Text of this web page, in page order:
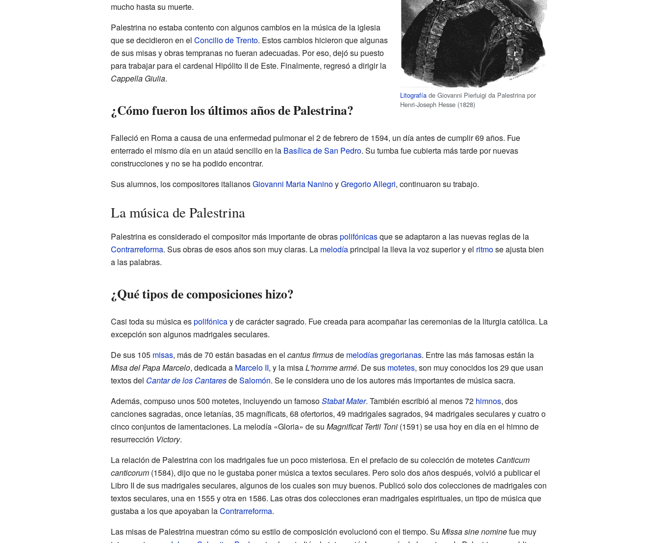
Litografía de Giovanni Pierluigi da Palestrina por
Henri-Joseph Hesse (1828)
mucho hasta su muerte.
Palestrina no estaba contento con algunos cambios en la música de la iglesia
que se decidieron en el Concilio de Trento. Estos cambios hicieron que algunas
de sus misas y obras tempranas no fueran adecuadas. Por eso, dejó su puesto
para trabajar para el cardenal Hipólito II de Este. Finalmente, regresó a dirigir la
Cappella Giulia.
¿Cómo fueron los últimos años de Palestrina?
Falleció en Roma a causa de una enfermedad pulmonar el 2 de febrero de 1594, un día antes de cumplir 69 años. Fue
enterrado el mismo día en un ataúd sencillo en la Basílica de San Pedro. Su tumba fue cubierta más tarde por nuevas
construcciones y no se ha podido encontrar.
Sus alumnos, los compositores italianosGiovanni Maria NaninoyGregorio Allegri, continuaron su trabajo.
La música de Palestrina
Palestrina es considerado el compositor más importante de obraspolifónicasque se adaptaron a las nuevas reglas de la
Contrarreforma. Sus obras de esos años son muy claras. La melodíaprincipal la lleva la voz superior y el ritmose ajusta bien
a las palabras.
¿Qué tipos de composiciones hizo?
Casi toda su música espolifónicay de carácter sagrado. Fue creada para acompañar las ceremonias de la liturgia católica. La
excepción son algunos madrigales seculares.
De sus 105 misas, más de 70 están basadas en el cantus firmusde melodías gregorianas. Entre las más famosas están la
Misa del Papa Marcelo, dedicada a Marcelo II, y la misaL'homme armé. De sus motetes, son muy conocidos los 29 que usan
textos del Cantar de los CantaresdeSalomón. Se le considera uno de los autores más importantes de música sacra.
Además, compuso unos 500 motetes, incluyendo un famosoStabat Mater. También escribió al menos 72 himnos, dos
canciones sagradas, once letanías, 35 magníficats, 68 ofertorios, 49 madrigales sagrados, 94 madrigales seculares y cuatro o
cinco conjuntos de lamentaciones. La melodía «Gloria» de su Magnificat Tertii Toni(1591) se usa hoy en día en el himno de
resurrección Victory.
La relación de Palestrina con los madrigales fue un poco misteriosa. En el prefacio de su colección de motetes Canticum
canticorum(1584), dijo que no le gustaba poner música a textos seculares. Pero solo dos años después, volvió a publicar el
Libro II de sus madrigales seculares, algunos de los cuales son muy buenos. Publicó solo dos colecciones de madrigales con
textos seculares, una en 1555 y otra en 1586. Las otras dos colecciones eran madrigales espirituales, un tipo de música que
gustaba a los que apoyaban laContrarreforma.
Las misas de Palestrina muestran cómo su estilo de composición evolucionó con el tiempo. Su Missa sine nominefue muy